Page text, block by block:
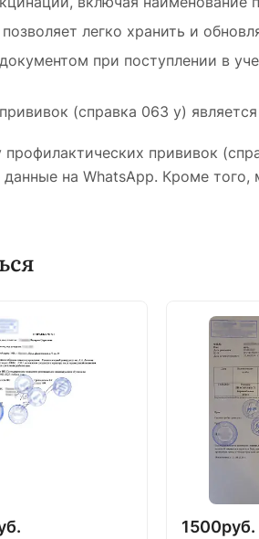
легко хранить и
при поступлении в
(справка 063 у)
прививок
на WhatsApp. Кроме
1500руб.